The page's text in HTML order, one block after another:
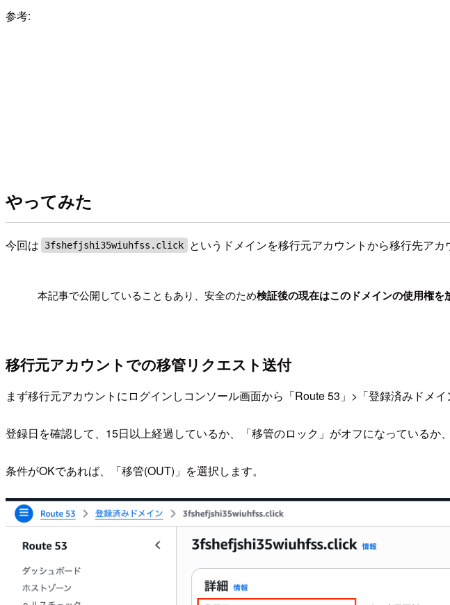
参考:
やってみた
今回は 3fshefjshi35wiuhfss.click というドメインを移行元アカウントから移行先アカ
本記事で公開していることもあり、安全のため検証後の現在はこのドメインの使用権を
移行元アカウントでの移管リクエスト送付
まず移行元アカウントにログインしコンソール画面から「Route 53」>「登録済みドメイ
登録日を確認して、15日以上経過しているか、「移管のロック」がオフになっているか
条件がOKであれば、「移管(OUT)」を選択します。